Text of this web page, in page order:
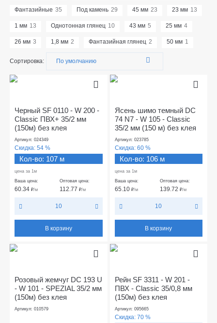
Фантазийные 35 Под камень 29 45 мм 23 23 мм 13
1 мм 13 Однотонная глянец 10 43 мм 5 25 мм 4
26 мм 3 1,8 мм 2 Фантазийная глянец 2 50 мм 1
Сортировка:
Черный SF 0110 - W 200 -
Classic ПВХ+ 35/2 мм
(150м) без клея
Артикул: 024349
Скидка: 54 %
Кол-во: 107 м
цена за 1м
Ваша цена:
60.34 ₽/м
Оптовая цена:
112.77₽/м
10
В корзину
Ясень шимо темный DC
74 N7 - W 105 - Classic
35/2 мм (150 м) без клея
Артикул: 023785
Скидка: 60 %
Кол-во: 106 м
цена за 1м
Ваша цена:
65.10 ₽/м
Оптовая цена:
139.72 ₽/м
10
В корзину
Розовый жемчуг DС 193 U
- W 101 - SPEZIAL 35/2 мм
(150м) без клея
Артикул: 010579
Рейн SF 3311 - W 201 -
ПВХ - Classic 35/0,8 мм
(150м) без клея
Артикул: 095665
Скидка: 70 %